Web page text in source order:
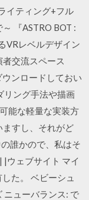
イティング+フル
『ASTRO BOT :
VRレベルデザイン
交流スペース
ンロードしておい
リング手法や描画
能な軽量な実装方
ますし、それがど
誰かので、私はそ
|ウェブサイト マイ
た。 ベビーシュ
ニューバランス: で